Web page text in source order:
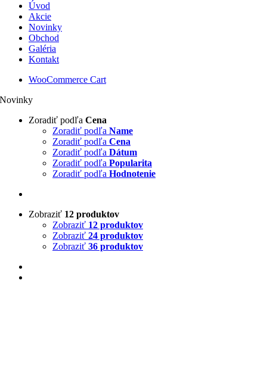
Úvod
Akcie
Novinky
Obchod
Galéria
Kontakt
WooCommerce Cart
Novinky
Zoradiť podľa Cena
Zoradiť podľa Name
Zoradiť podľa Cena
Zoradiť podľa Dátum
Zoradiť podľa Popularita
Zoradiť podľa Hodnotenie
Zobraziť 12 produktov
Zobraziť 12 produktov
Zobraziť 24 produktov
Zobraziť 36 produktov